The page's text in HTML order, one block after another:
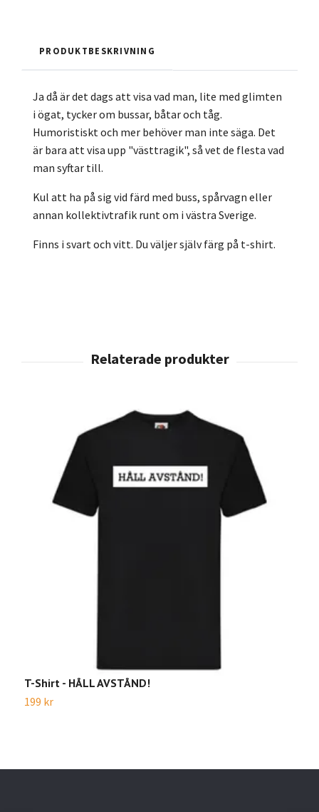
PRODUKTBESKRIVNING
Ja då är det dags att visa vad man, lite med glimten
i ögat, tycker om bussar, båtar och tåg.
Humoristiskt och mer behöver man inte säga. Det
är bara att visa upp "västtragik", så vet de flesta vad
man syftar till.
Kul att ha på sig vid färd med buss, spårvagn eller
annan kollektivtrafik runt om i västra Sverige.
Finns i svart och vitt. Du väljer själv färg på t-shirt.
T-Shirt - HÅLL AVSTÅND!
199 kr